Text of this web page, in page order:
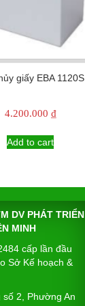
giấy EBA 1120S
4.200.000 ₫
Add to cart
DV PHÁT TRIỂN
MINH
cấp lần đầu
Sở Kế hoạch &
2, Phường An